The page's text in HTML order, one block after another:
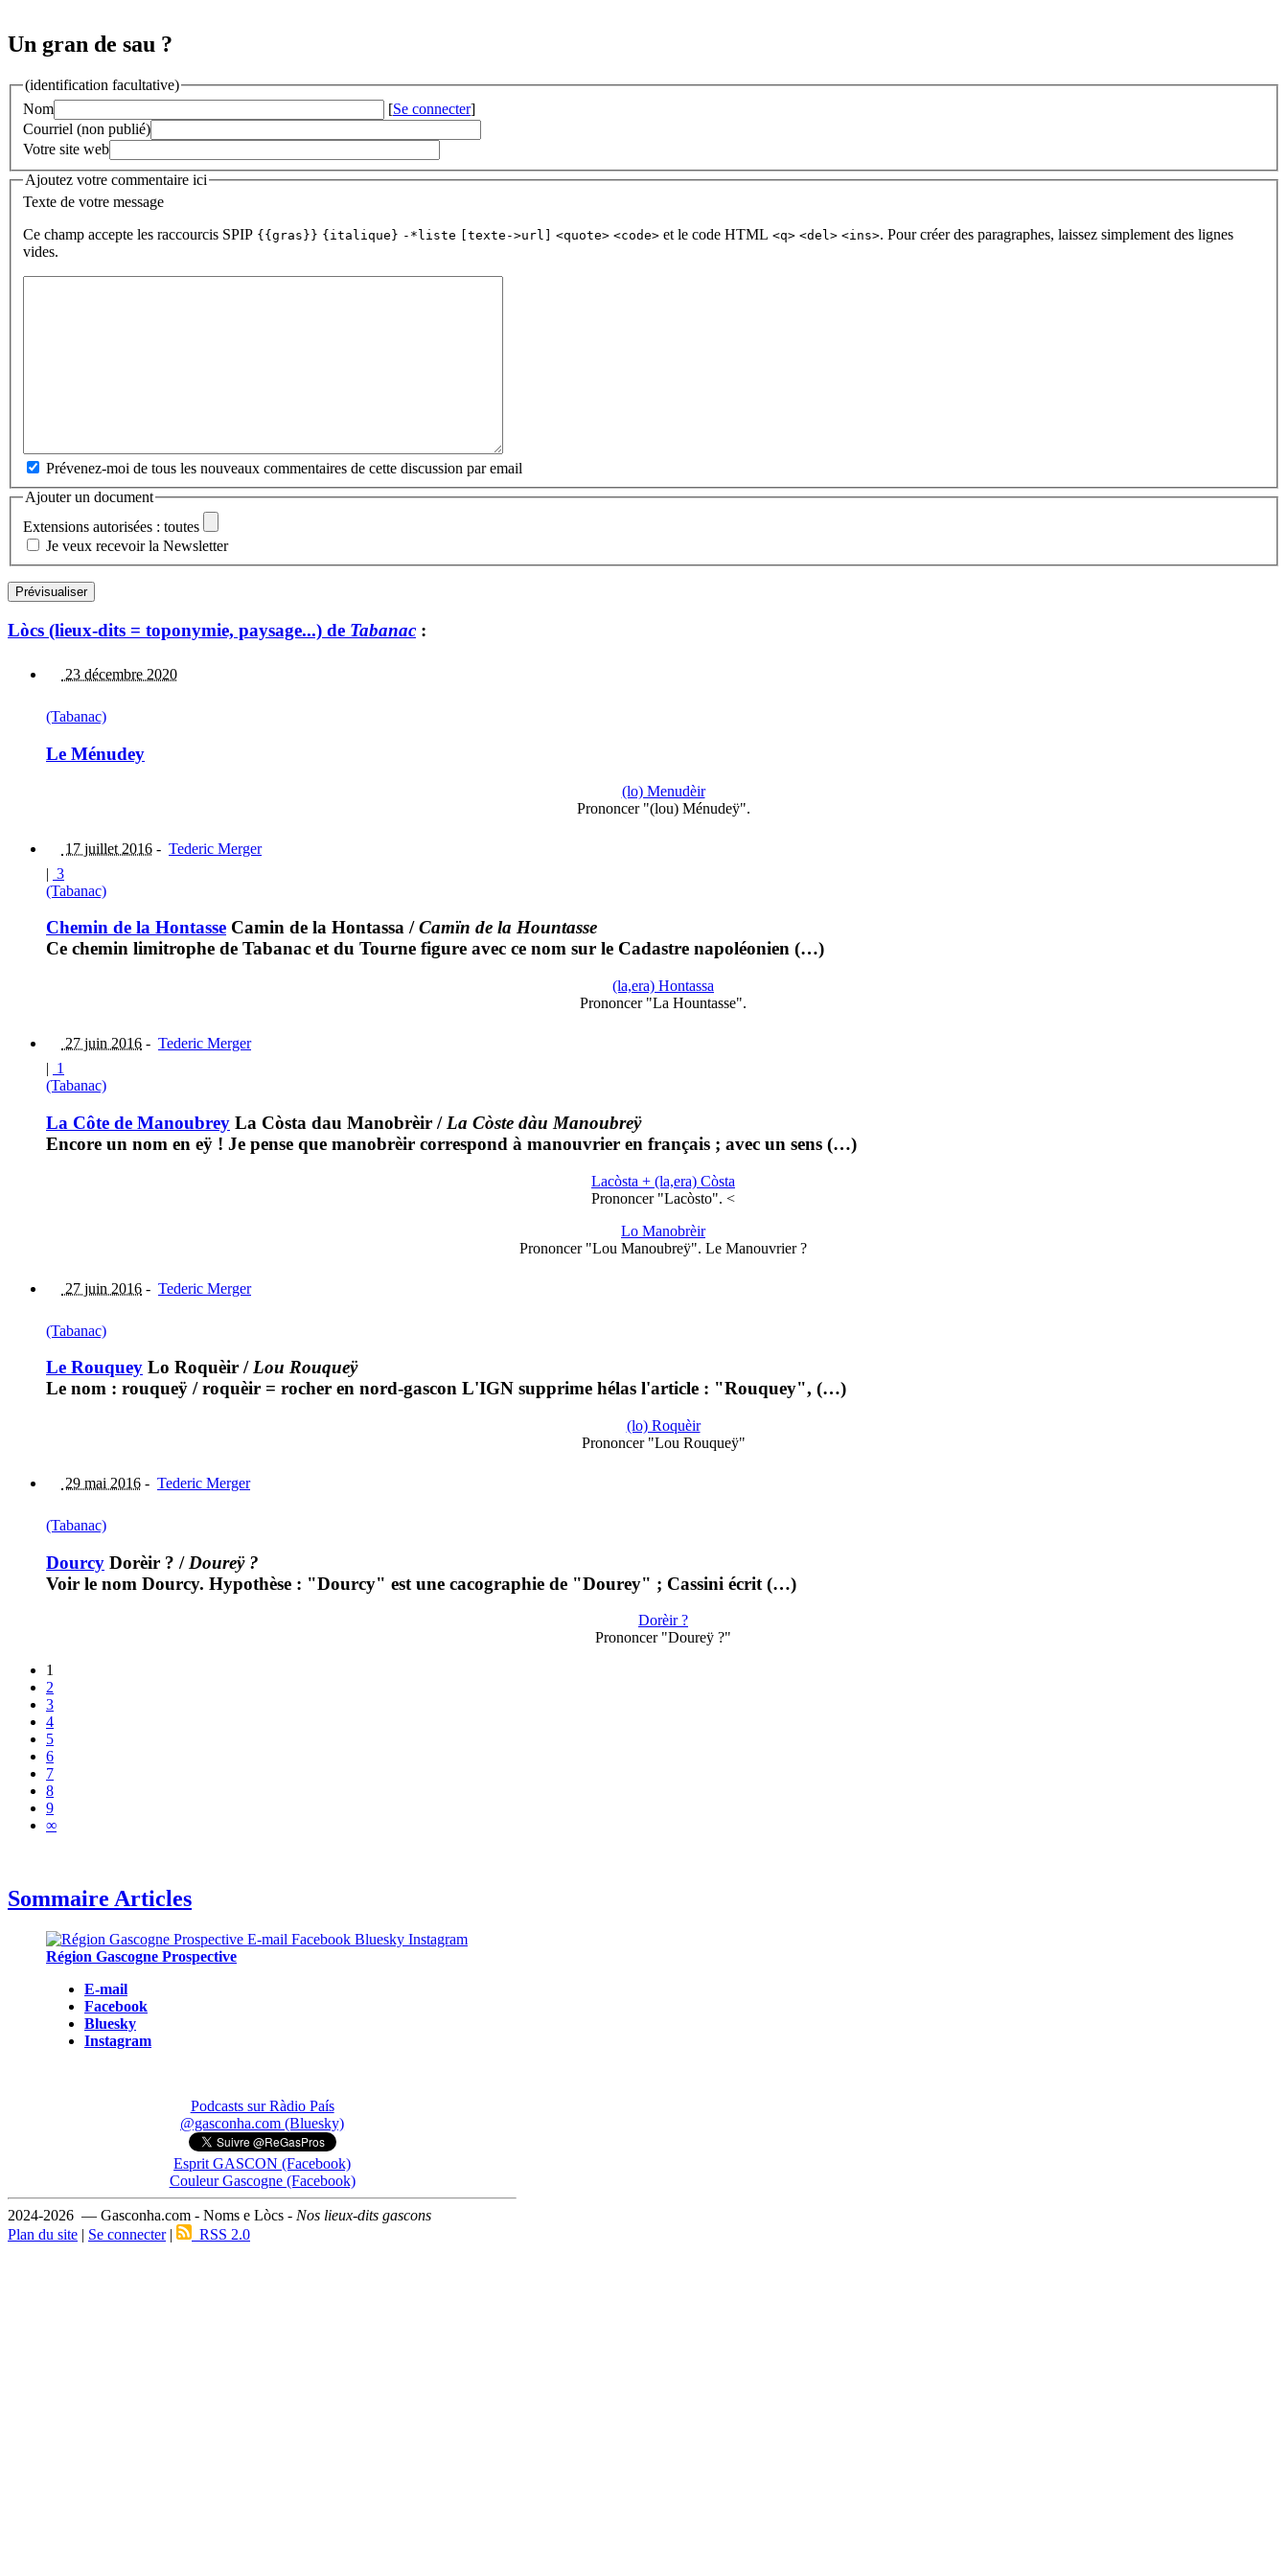
Un gran de sau ?
(identification facultative)
Nom
[Se connecter]
Courriel (non publié)
Votre site web
Ajoutez votre commentaire ici
Texte de votre message
Ce champ accepte les raccourcis SPIP {{gras}} {italique} -*liste [texte->url] <quote> <code> et le code HTML <q> <del> <ins>. Pour créer des paragraphes, laissez simplement des lignes
vides.
Prévenez-moi de tous les nouveaux commentaires de cette discussion par email
Ajouter un document
Extensions autorisées : toutes
Je veux recevoir la Newsletter
Lòcs (lieux-dits = toponymie, paysage...) de Tabanac :
23 décembre 2020
(Tabanac)
Le Ménudey
(lo) Menudèir
Prononcer "(lou) Ménudeÿ".
17 juillet 2016 - Tederic Merger
| 3
(Tabanac)
Chemin de la Hontasse Camin de la Hontassa /Camïn de la Hountasse
Ce chemin limitrophe de Tabanac et du Tourne figure avec ce nom sur le Cadastre napoléonien (…)
(la,era) Hontassa
Prononcer "La Hountasse".
27 juin 2016 - Tederic Merger
| 1
(Tabanac)
La Côte de Manoubrey La Còsta dau Manobrèir / La Còste dàu Manoubreÿ
Encore un nom en eÿ ! Je pense que manobrèir correspond à manouvrier en français ; avec un sens (…)
Lacòsta + (la,era) Còsta
Prononcer "Lacòsto". <
Lo Manobrèir
Prononcer "Lou Manoubreÿ". Le Manouvrier ?
27 juin 2016 - Tederic Merger
(Tabanac)
Le Rouquey Lo Roquèir /Lou Rouqueÿ
Le nom : rouqueÿ / roquèir = rocher en nord-gascon L'IGN supprime hélas l'article : "Rouquey", (…)
(lo) Roquèir
Prononcer "Lou Rouqueÿ"
29 mai 2016 - Tederic Merger
(Tabanac)
Dourcy Dorèir ? / Doureÿ ?
Voir le nom Dourcy. Hypothèse : "Dourcy" est une cacographie de "Dourey" ; Cassini écrit (…)
Dorèir ?
Prononcer "Doureÿ ?"
1
2
3
4
5
6
7
8
9
∞
Sommaire Articles
Région Gascogne Prospective
E-mail
Facebook
Bluesky
Instagram
Podcasts sur Ràdio País
@gasconha.com (Bluesky)
Esprit GASCON (Facebook)
Couleur Gascogne (Facebook)
2024-2026 — Gasconha.com - Noms e Lòcs - Nos lieux-dits gascons
Plan du site | Se connecter| RSS 2.0